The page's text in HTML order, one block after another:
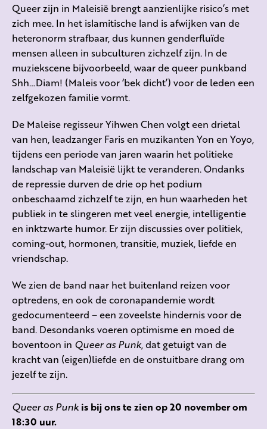
Queer zijn in Maleisië brengt aanzienlijke risico’s met
zich mee. In het islamitische land is afwijken van de
heteronorm strafbaar, dus kunnen genderfluïde
mensen alleen in subculturen zichzelf zijn. In de
muziekscene bijvoorbeeld, waar de queer punkband
Shh…Diam! (Maleis voor ‘bek dicht’) voor de leden een
zelfgekozen familie vormt.
De Maleise regisseur Yihwen Chen volgt een drietal
van hen, leadzanger Faris en muzikanten Yon en Yoyo,
tijdens een periode van jaren waarin het politieke
landschap van Maleisië lijkt te veranderen. Ondanks
de repressie durven de drie op het podium
onbeschaamd zichzelf te zijn, en hun waarheden het
publiek in te slingeren met veel energie, intelligentie
en inktzwarte humor. Er zijn discussies over politiek,
coming-out, hormonen, transitie, muziek, liefde en
vriendschap.
We zien de band naar het buitenland reizen voor
optredens, en ook de coronapandemie wordt
gedocumenteerd – een zoveelste hindernis voor de
band. Desondanks voeren optimisme en moed de
boventoon in Queer as Punk, dat getuigt van de
kracht van (eigen)liefde en de onstuitbare drang om
jezelf te zijn.
Queer as Punkis bij ons te zien op 20 november om
18:30 uur.